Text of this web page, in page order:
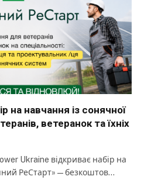
на навчання із сонячної
ветеранок та їхніх
Ukraine відкриває набір на
РеСтарт» — безкоштов…